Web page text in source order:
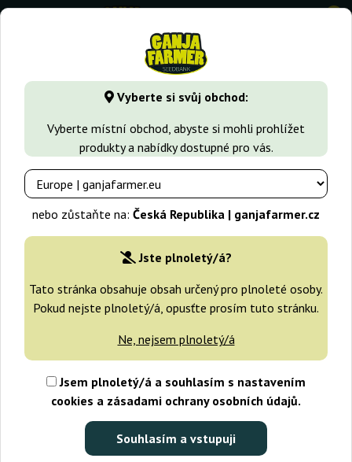
Vyberte si svůj obchod:
Vyberte místní obchod, abyste si mohli prohlížet
produkty a nabídky dostupné pro vás.
nebo zůstaňte na: Česká Republika | ganjafarmer.cz
Jste plnoletý/á?
Tato stránka obsahuje obsah určený pro plnoleté osoby.
Pokud nejste plnoletý/á, opusťte prosím tuto stránku.
Ne, nejsem plnoletý/á
Jsem plnoletý/á a souhlasím s nastavením
cookies a zásadami ochrany osobních údajů.
Souhlasím a vstupuji
0
GanjaFarmer.cz Druhy Marihuany White Widow White
Seeds
-25%